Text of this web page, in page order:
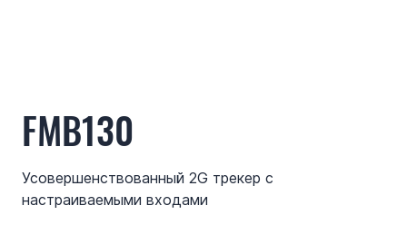
FMB130
Усовершенствованный 2G трекер с
настраиваемыми входами